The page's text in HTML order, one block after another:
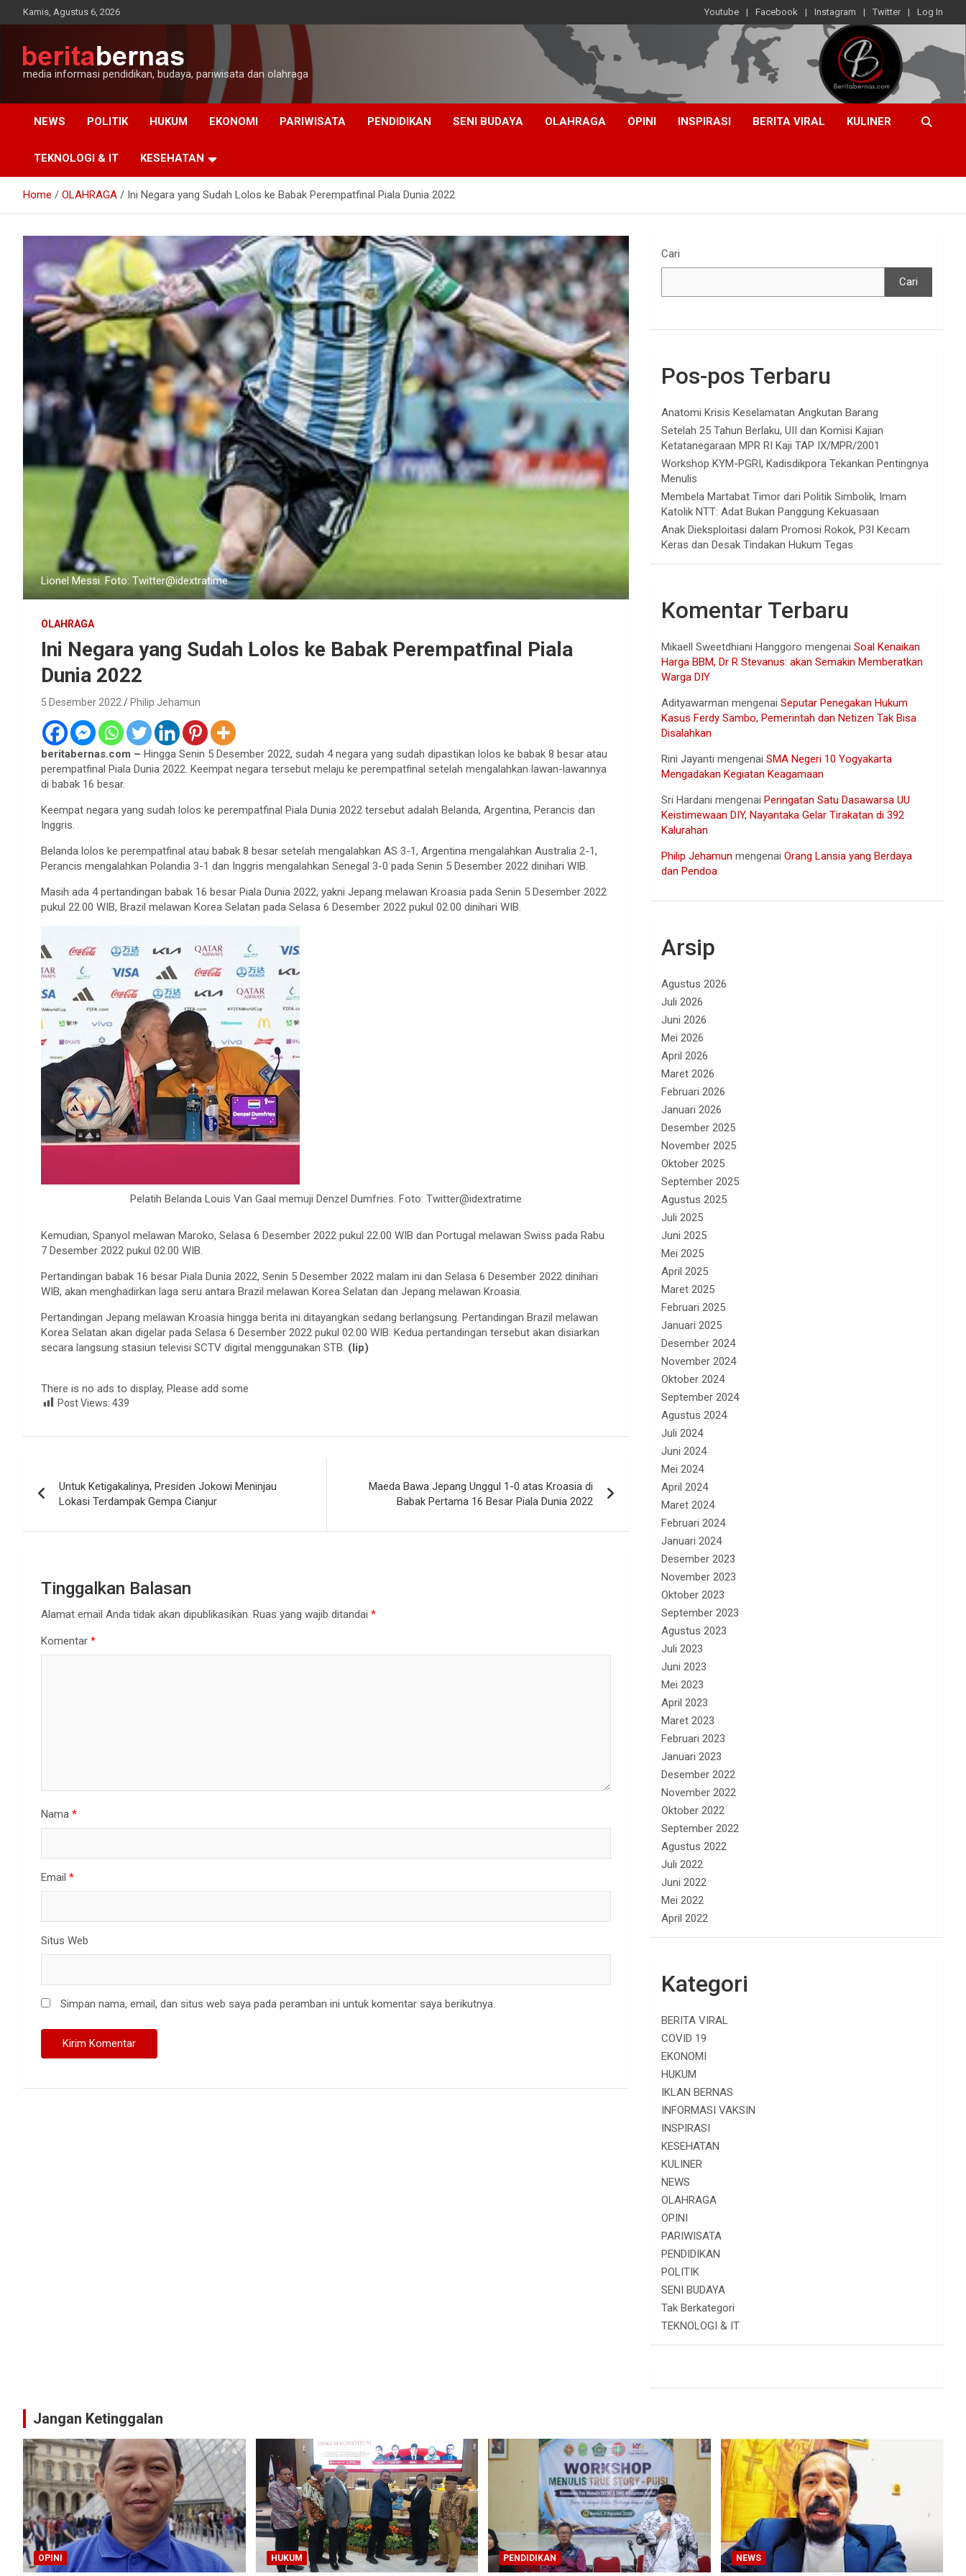
to
Kamis, Agustus 6, 2026 Youtube Facebook Instagram Twitter Log In
media informasi pendidikan, budaya, pariwisata dan olahraga
NEWS POLITIK HUKUM EKONOMI PARIWISATA PENDIDIKAN SENI BUDAYA OLAHRAGA OPINI INSPIRASI BERITA VIRAL KULINER
TEKNOLOGI & IT KESEHATAN
Home OLAHRAGA Ini Negara yang Sudah Lolos ke Babak Perempatfinal Piala Dunia 2022
Lionel Messi. Foto: Twitter@idextratime
OLAHRAGA
Ini Negara yang Sudah Lolos ke Babak Perempatfinal Piala
Dunia 2022
5 Desember 2022 Philip Jehamun
beritabernas.com – Hingga Senin 5 Desember 2022, sudah 4 negara yang sudah dipastikan lolos ke babak 8 besar atau
perempatfinal Piala Dunia 2022. Keempat negara tersebut melaju ke perempatfinal setelah mengalahkan lawan-lawannya
di babak 16 besar.
Keempat negara yang sudah lolos ke perempatfinal Piala Dunia 2022 tersebut adalah Belanda, Argentina, Perancis dan
Inggris.
Belanda lolos ke perempatfinal atau babak 8 besar setelah mengalahkan AS 3-1, Argentina mengalahkan Australia 2-1,
Perancis mengalahkan Polandia 3-1 dan Inggris mengalahkan Senegal 3-0 pada Senin 5 Desember 2022 dinihari WIB.
Masih ada 4 pertandingan babak 16 besar Piala Dunia 2022, yakni Jepang melawan Kroasia pada Senin 5 Desember 2022
pukul 22.00 WIB, Brazil melawan Korea Selatan pada Selasa 6 Desember 2022 pukul 02.00 dinihari WIB.
Pelatih Belanda Louis Van Gaal memuji Denzel Dumfries. Foto: Twitter@idextratime
Kemudian, Spanyol melawan Maroko, Selasa 6 Desember 2022 pukul 22.00 WIB dan Portugal melawan Swiss pada Rabu
7 Desember 2022 pukul 02.00 WIB.
Pertandingan babak 16 besar Piala Dunia 2022, Senin 5 Desember 2022 malam ini dan Selasa 6 Desember 2022 dinihari
WIB, akan menghadirkan laga seru antara Brazil melawan Korea Selatan dan Jepang melawan Kroasia.
Pertandingan Jepang melawan Kroasia hingga berita ini ditayangkan sedang berlangsung. Pertandingan Brazil melawan
Korea Selatan akan digelar pada Selasa 6 Desember 2022 pukul 02.00 WIB. Kedua pertandingan tersebut akan disiarkan
secara langsung stasiun televisi SCTV digital menggunakan STB. (lip)
There is no ads to display, Please add some
Post Views: 439
pos
Untuk Ketigakalinya, Presiden Jokowi Meninjau
Lokasi Terdampak Gempa Cianjur
Maeda Bawa Jepang Unggul 1-0 atas Kroasia di
Babak Pertama 16 Besar Piala Dunia 2022
Tinggalkan Balasan
Alamat email Anda tidak akan dipublikasikan. Ruas yang wajib ditandai *
Komentar *
Nama *
Email *
Situs Web
Simpan nama, email, dan situs web saya pada peramban ini untuk komentar saya berikutnya.
Cari
Cari
Pos-pos Terbaru
Anatomi Krisis Keselamatan Angkutan Barang
Setelah 25 Tahun Berlaku, UII dan Komisi Kajian
Ketatanegaraan MPR RI Kaji TAP IX/MPR/2001
Workshop KYM-PGRI, Kadisdikpora Tekankan Pentingnya
Menulis
Membela Martabat Timor dari Politik Simbolik, Imam
Katolik NTT: Adat Bukan Panggung Kekuasaan
Anak Dieksploitasi dalam Promosi Rokok, P3I Kecam
Keras dan Desak Tindakan Hukum Tegas
Komentar Terbaru
Mikaell Sweetdhiani Hanggoro mengenaiSoal Kenaikan
Harga BBM, Dr R Stevanus: akan Semakin Memberatkan
Warga DIY
Adityawarman mengenaiSeputar Penegakan Hukum
Kasus Ferdy Sambo, Pemerintah dan Netizen Tak Bisa
Disalahkan
Rini Jayanti mengenaiSMA Negeri 10 Yogyakarta
Mengadakan Kegiatan Keagamaan
Sri Hardani mengenaiPeringatan Satu Dasawarsa UU
Keistimewaan DIY, Nayantaka Gelar Tirakatan di 392
Kalurahan
Philip Jehamun mengenaiOrang Lansia yang Berdaya
dan Pendoa
Arsip
Agustus 2026
Juli 2026
Juni 2026
Mei 2026
April 2026
Maret 2026
Februari 2026
Januari 2026
Desember 2025
November 2025
Oktober 2025
September 2025
Agustus 2025
Juli 2025
Juni 2025
Mei 2025
April 2025
Maret 2025
Februari 2025
Januari 2025
Desember 2024
November 2024
Oktober 2024
September 2024
Agustus 2024
Juli 2024
Juni 2024
Mei 2024
April 2024
Maret 2024
Februari 2024
Januari 2024
Desember 2023
November 2023
Oktober 2023
September 2023
Agustus 2023
Juli 2023
Juni 2023
Mei 2023
April 2023
Maret 2023
Februari 2023
Januari 2023
Desember 2022
November 2022
Oktober 2022
September 2022
Agustus 2022
Juli 2022
Juni 2022
Mei 2022
April 2022
Kategori
BERITA VIRAL
COVID 19
EKONOMI
HUKUM
IKLAN BERNAS
INFORMASI VAKSIN
INSPIRASI
KESEHATAN
KULINER
NEWS
OLAHRAGA
OPINI
PARIWISATA
PENDIDIKAN
POLITIK
SENI BUDAYA
Tak Berkategori
TEKNOLOGI & IT
Jangan Ketinggalan
OPINI HUKUM PENDIDIKAN NEWS